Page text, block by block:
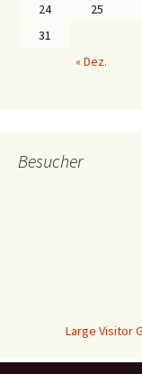
24
25
31
« Dez.
Besucher
Large Visitor